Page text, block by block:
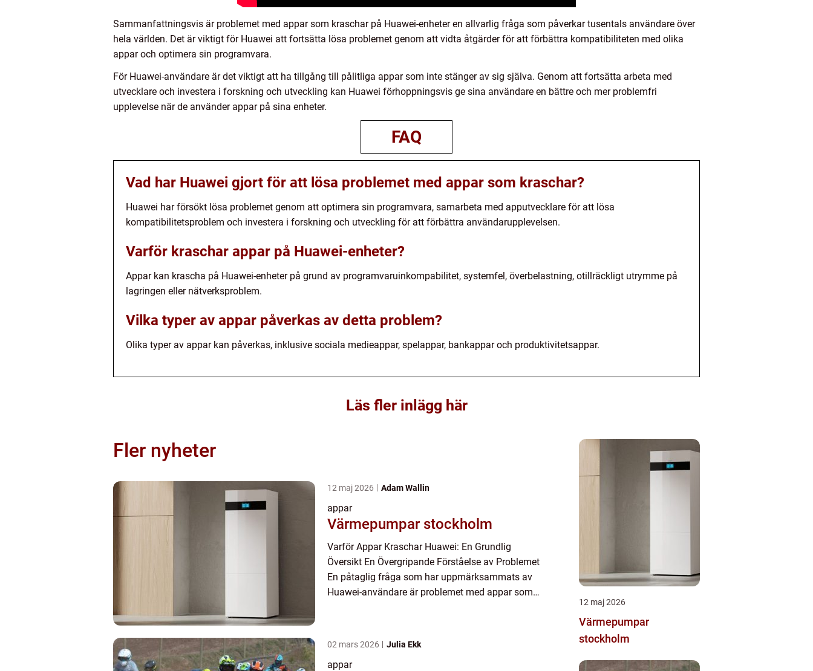
Sammanfattningsvis är problemet med appar som kraschar på Huawei-enheter en allvarlig fråga som påverkar tusentals användare över
hela världen. Det är viktigt för Huawei att fortsätta lösa problemet genom att vidta åtgärder för att förbättra kompatibiliteten med olika
appar och optimera sin programvara.
För Huawei-användare är det viktigt att ha tillgång till pålitliga appar som inte stänger av sig själva. Genom att fortsätta arbeta med
utvecklare och investera i forskning och utveckling kan Huawei förhoppningsvis ge sina användare en bättre och mer problemfri
upplevelse när de använder appar på sina enheter.
FAQ
Vad har Huawei gjort för att lösa problemet med appar som kraschar?
Huawei har försökt lösa problemet genom att optimera sin programvara, samarbeta med apputvecklare för att lösa
kompatibilitetsproblem och investera i forskning och utveckling för att förbättra användarupplevelsen.
Varför kraschar appar på Huawei-enheter?
Appar kan krascha på Huawei-enheter på grund av programvaruinkompabilitet, systemfel, överbelastning, otillräckligt utrymme på
lagringen eller nätverksproblem.
Vilka typer av appar påverkas av detta problem?
Olika typer av appar kan påverkas, inklusive sociala medieappar, spelappar, bankappar och produktivitetsappar.
Läs fler inlägg här
Fler nyheter
12 maj 2026 Adam Wallin
appar
Värmepumpar stockholm
Varför Appar Kraschar Huawei: En Grundlig
Översikt En Övergripande Förståelse av Problemet
En påtaglig fråga som har uppmärksammats av
Huawei-användare är problemet med appar som
02 mars 2026 Julia Ekk
appar
12 maj 2026
Värmepumpar
stockholm